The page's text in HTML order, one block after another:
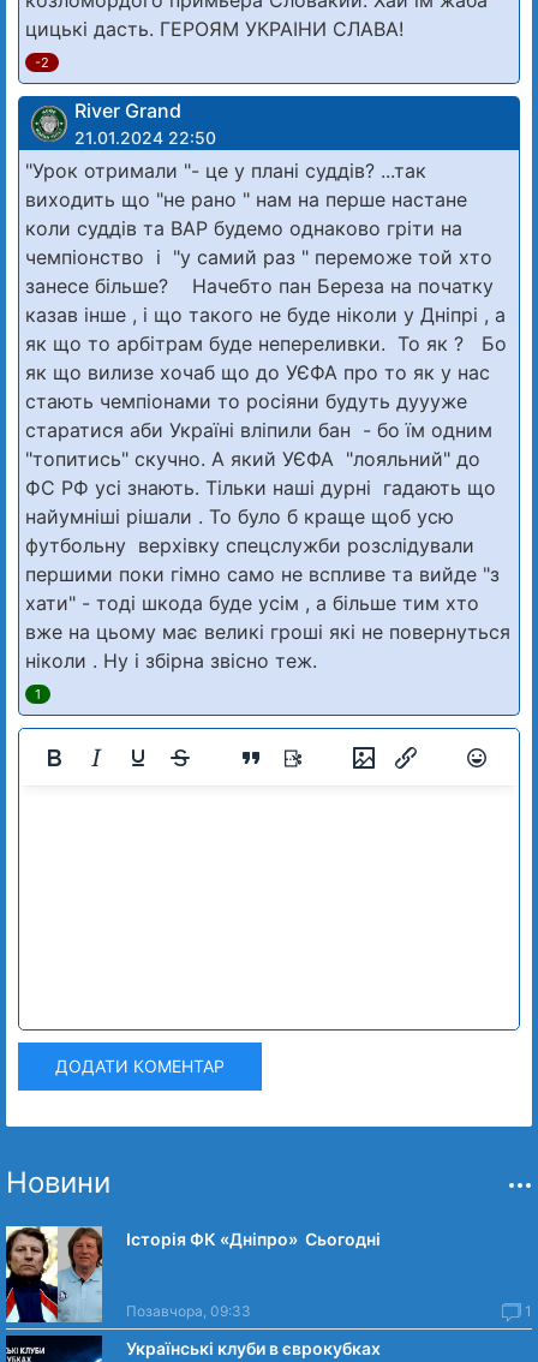
цицькі дасть. ГЕРОЯМ УКРАІНИ СЛАВА!
-2
River Grand
21.01.2024 22:50
"Урок отримали "- це у плані суддів? ...так
виходить що "не рано " нам на перше настане
коли суддів та ВАР будемо однаково гріти на
чемпіонство і "у самий раз " переможе той хто
занесе більше? Начебто пан Береза на початку
казав інше , і що такого не буде ніколи у Дніпрі , а
як що то арбітрам буде непереливки. То як ? Бо
як що вилизе хочаб що до УЄФА про то як у нас
стають чемпіонами то росіяни будуть дуууже
старатися аби Україні вліпили бан - бо їм одним
"топитись" скучно. А який УЄФА "лояльний" до
ФС РФ усі знають. Тільки наші дурні гадають що
найумніші рішали . То було б краще щоб усю
футбольну верхівку спецслужби розслідували
першими поки гімно само не вспливе та вийде "з
хати" - тоді шкода буде усім , а більше тим хто
вже на цьому має великі гроші які не повернуться
ніколи . Ну і збірна звісно теж.
1
ДОДАТИ КОМЕНТАР
Новини
Історія ФК «Дніпро» Сьогодні
Позавчора, 09:33 1
Українські клуби в єврокубках